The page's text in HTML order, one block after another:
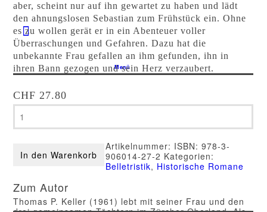
Menü
aber, scheint nur auf ihn gewartet zu haben und lädt
den ahnungslosen Sebastian zum Frühstück ein. Ohne
es zu wollen gerät er in ein Abenteuer voller
Überraschungen und Gefahren. Dazu hat die
unbekannte Frau gefallen an ihm gefunden, ihn in
ihren Bann gezogen und sein Herz verzaubert.
CHF 27.80
Thomas
P.
Keller
Eine
Geschichte
Menge
In den Warenkorb
Artikelnummer: ISBN: 978-3-
906014-27-2 Kategorien:
Belletristik, Historische Romane
Zum Autor
Thomas P. Keller (1961) lebt mit seiner Frau und den